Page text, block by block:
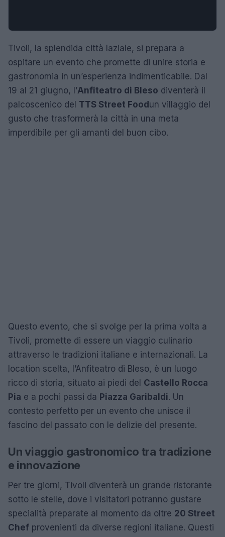
Tivoli, la splendida città laziale, si prepara a
ospitare un evento che promette di unire storia e
gastronomia in un’esperienza indimenticabile. Dal
19 al 21 giugno, l’Anfiteatro di Bleso diventerà il
palcoscenico del TTS Street Food un villaggio del
gusto che trasformerà la città in una meta
imperdibile per gli amanti del buon cibo.
Questo evento, che si svolge per la prima volta a
Tivoli, promette di essere un viaggio culinario
attraverso le tradizioni italiane e internazionali. La
location scelta, l’Anfiteatro di Bleso, è un luogo
ricco di storia, situato ai piedi del Castello Rocca
Pia e a pochi passi da Piazza Garibaldi. Un
contesto perfetto per un evento che unisce il
fascino del passato con le delizie del presente.
Un viaggio gastronomico tra tradizione
e innovazione
Per tre giorni, Tivoli diventerà un grande ristorante
sotto le stelle, dove i visitatori potranno gustare
specialità preparate al momento da oltre 20 Street
Chef provenienti da diverse regioni italiane. Questi